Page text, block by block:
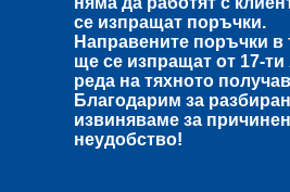
се изпращат поръчки.
Направените поръчки в
ще се изпращат от 17-ти
реда на тяхното
Благодарим за
извиняваме за
неудобство!